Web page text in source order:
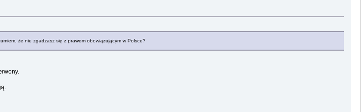
że nie zgadzasz się z prawem obowiązującym w Polsce?